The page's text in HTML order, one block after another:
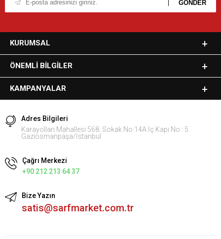
KURUMSAL
ÖNEMLI BILGILER
KAMPANYALAR
Adres Bilgileri
Karayolları Mahallesi 568. Sokak No:14A İç Kapı No : 5
Gaziosmanpaşa/İstanbul
Çağrı Merkezi
+90 212 213 64 37
Bize Yazın
satis@sarfmarket.com.tr